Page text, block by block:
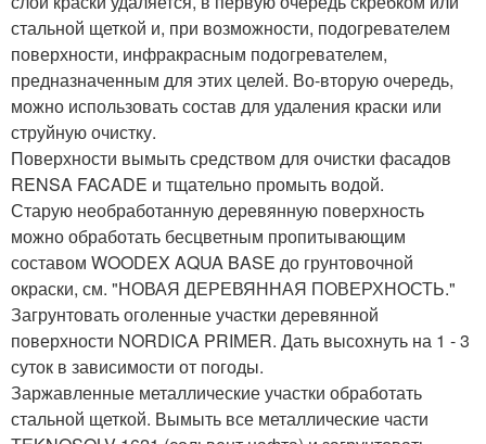
стальной щеткой и, при возможности, подогревателем
поверхности, инфракрасным подогревателем,
предназначенным для этих целей. Во-вторую очередь,
можно использовать состав для удаления краски или
струйную очистку.
Поверхности вымыть средством для очистки фасадов
RENSA FACADE и тщательно промыть водой.
Старую необработанную деревянную поверхность
можно обработать бесцветным пропитывающим
составом WOODEX AQUA BASE до грунтовочной
окраски, см. "НОВАЯ ДЕРЕВЯННАЯ ПОВЕРХНОСТЬ."
Загрунтовать оголенные участки деревянной
поверхности NORDICA PRIMER. Дать высохнуть на 1 - 3
суток в зависимости от погоды.
Заржавленные металлические участки обработать
стальной щеткой. Вымыть все металлические части